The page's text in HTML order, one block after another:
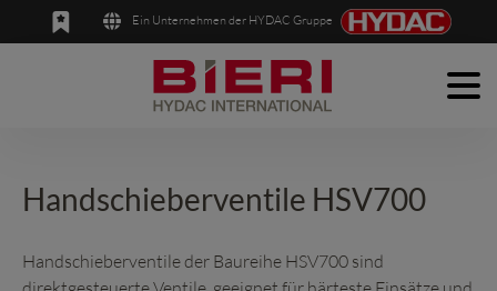
Deutsch
Ein Unternehmen der HYDAC Gruppe
Anwendungen
Handschieberventile HSV700
Handschieberventile der Baureihe HSV700 sind